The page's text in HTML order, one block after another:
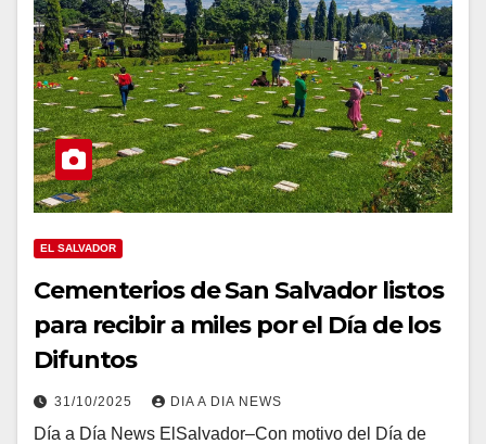
EL SALVADOR
Cementerios de San Salvador listos
para recibir a miles por el Día de los
Difuntos
31/10/2025 DIA A DIA NEWS
Día a Día News ElSalvador–Con motivo del Día de